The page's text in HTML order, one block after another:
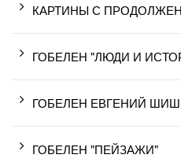
КАРТИНЫ С
ГОБЕЛЕН "ЛЮДИ И
ГОБЕЛЕН ЕВГЕНИЙ
ГОБЕЛЕН "ПЕЙЗАЖИ"